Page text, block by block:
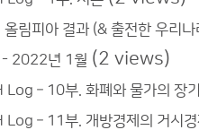
림피아 결과 (& 출전한 우리나
- 2022년 1월 (2 views)
Log – 10부. 화폐와 물가의 장
Log – 11부. 개방경제의 거시